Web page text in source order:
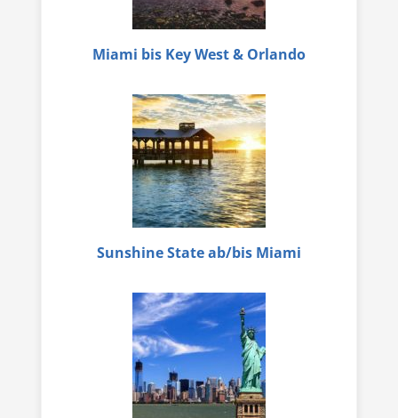
Miami bis Key West & Orlando
Sunshine State ab/bis Miami